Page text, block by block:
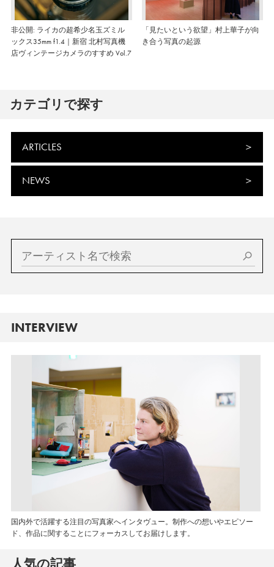
非公開: ライカの超希少名玉ズミル
ックス35mm f1.4｜新宿 北村写真機
店ヴィンテージカメラのすすめ Vol.7
「見たいという欲望」村上華子が向
き合う写真の起源
カテゴリで探す
ARTICLES
NEWS
INTERVIEW
国内外で活躍する注目の写真家へインタヴュー。制作への想いやエピソー
ド、作品に関することにフォーカスしてお届けします。